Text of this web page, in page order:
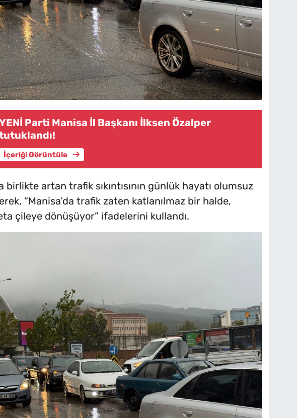
Parti Manisa İl Başkanı İlksen Özalper
İçeriği Görüntüle
birlikte artan trafik sıkıntısının günlük hayatı olumsuz
“Manisa’da trafik zaten katlanılmaz bir halde,
çileye dönüşüyor” ifadelerini kullandı.